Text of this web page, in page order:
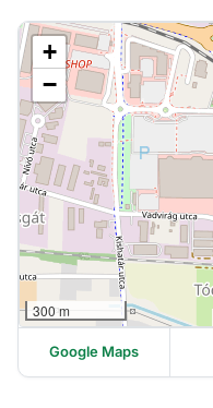
+
−
300 m
Google Maps